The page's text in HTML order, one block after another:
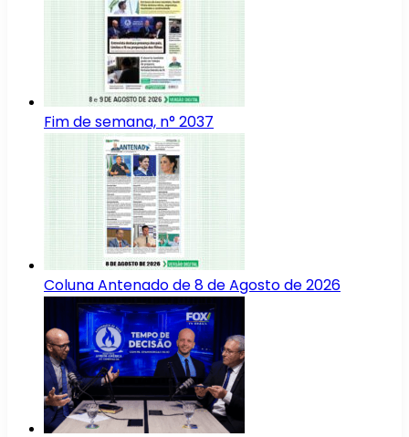
Fim de semana, n° 2037
Coluna Antenado de 8 de Agosto de 2026